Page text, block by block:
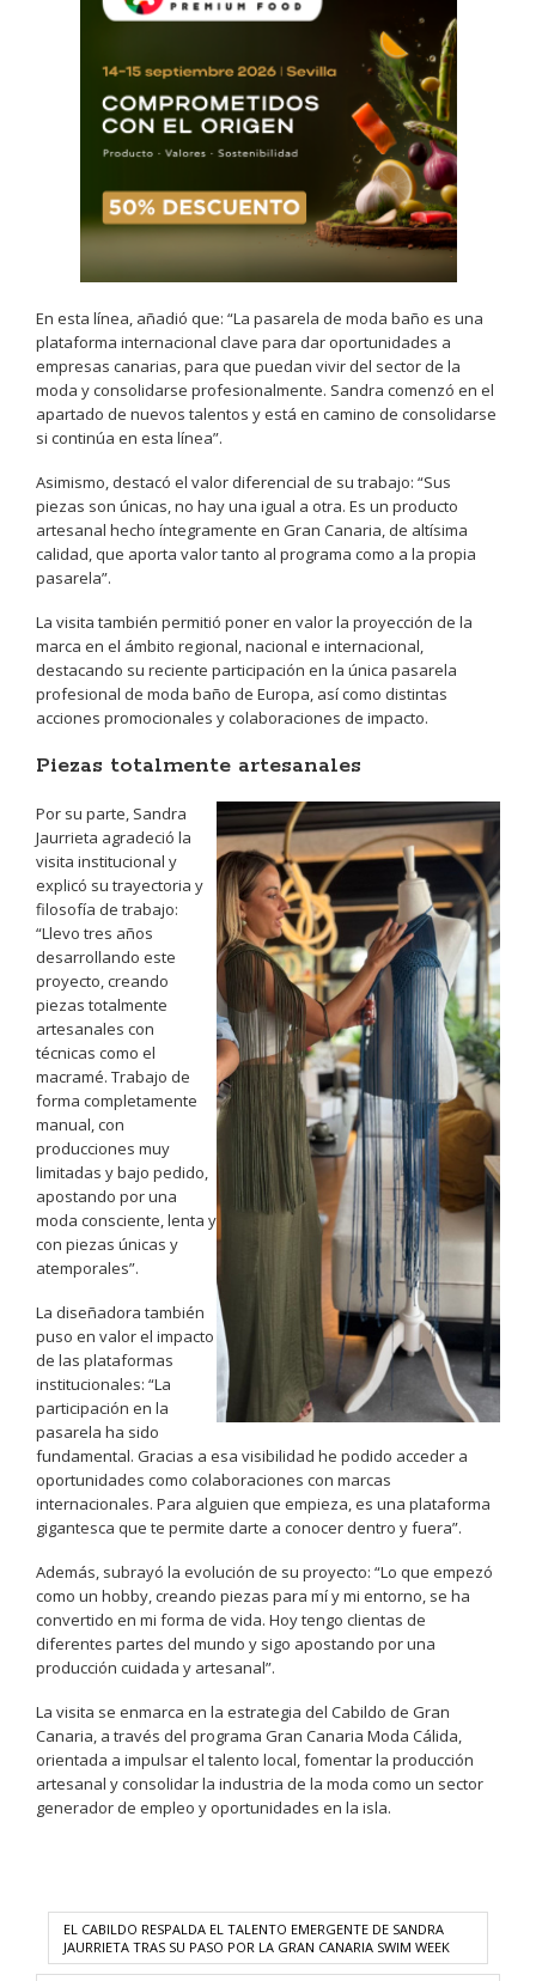
En esta línea, añadió que: “La pasarela de moda baño es una
plataforma internacional clave para dar oportunidades a
empresas canarias, para que puedan vivir del sector de la
moda y consolidarse profesionalmente. Sandra comenzó en el
apartado de nuevos talentos y está en camino de consolidarse
si continúa en esta línea”.
Asimismo, destacó el valor diferencial de su trabajo: “Sus
piezas son únicas, no hay una igual a otra. Es un producto
artesanal hecho íntegramente en Gran Canaria, de altísima
calidad, que aporta valor tanto al programa como a la propia
pasarela”.
La visita también permitió poner en valor la proyección de la
marca en el ámbito regional, nacional e internacional,
destacando su reciente participación en la única pasarela
profesional de moda baño de Europa, así como distintas
acciones promocionales y colaboraciones de impacto.
Piezas totalmente artesanales
Por su parte, Sandra
Jaurrieta agradeció la
visita institucional y
explicó su trayectoria y
filosofía de trabajo:
“Llevo tres años
desarrollando este
proyecto, creando
piezas totalmente
artesanales con
técnicas como el
macramé. Trabajo de
forma completamente
manual, con
producciones muy
limitadas y bajo pedido,
apostando por una
moda consciente, lenta y
con piezas únicas y
atemporales”.
La diseñadora también
puso en valor el impacto
de las plataformas
institucionales: “La
participación en la
pasarela ha sido
fundamental. Gracias a esa visibilidad he podido acceder a
oportunidades como colaboraciones con marcas
internacionales. Para alguien que empieza, es una plataforma
gigantesca que te permite darte a conocer dentro y fuera”.
Además, subrayó la evolución de su proyecto: “Lo que empezó
como un hobby, creando piezas para mí y mi entorno, se ha
convertido en mi forma de vida. Hoy tengo clientas de
diferentes partes del mundo y sigo apostando por una
producción cuidada y artesanal”.
La visita se enmarca en la estrategia del Cabildo de Gran
Canaria, a través del programa Gran Canaria Moda Cálida,
orientada a impulsar el talento local, fomentar la producción
artesanal y consolidar la industria de la moda como un sector
generador de empleo y oportunidades en la isla.
EL CABILDO RESPALDA EL TALENTO EMERGENTE DE SANDRA
JAURRIETA TRAS SU PASO POR LA GRAN CANARIA SWIM WEEK